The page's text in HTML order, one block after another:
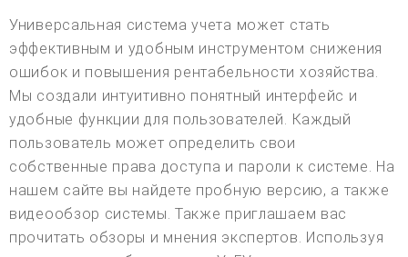
Универсальная система учета может стать
эффективным и удобным инструментом снижения
ошибок и повышения рентабельности хозяйства.
Мы создали интуитивно понятный интерфейс и
удобные функции для пользователей. Каждый
пользователь может определить свои
собственные права доступа и пароли к системе. На
нашем сайте вы найдете пробную версию, а также
видеообзор системы. Также приглашаем вас
прочитать обзоры и мнения экспертов. Используя